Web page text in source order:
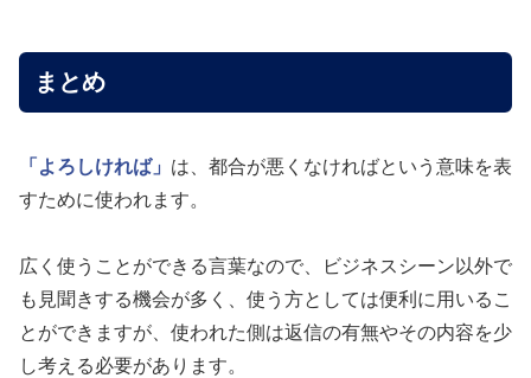
まとめ
「よろしければ」 は、都合が悪くなければという意味を表
すために使われます。
広く使うことができる言葉なので、ビジネスシーン以外で
も見聞きする機会が多く、使う方としては便利に用いるこ
とができますが、使われた側は返信の有無やその内容を少
し考える必要があります。